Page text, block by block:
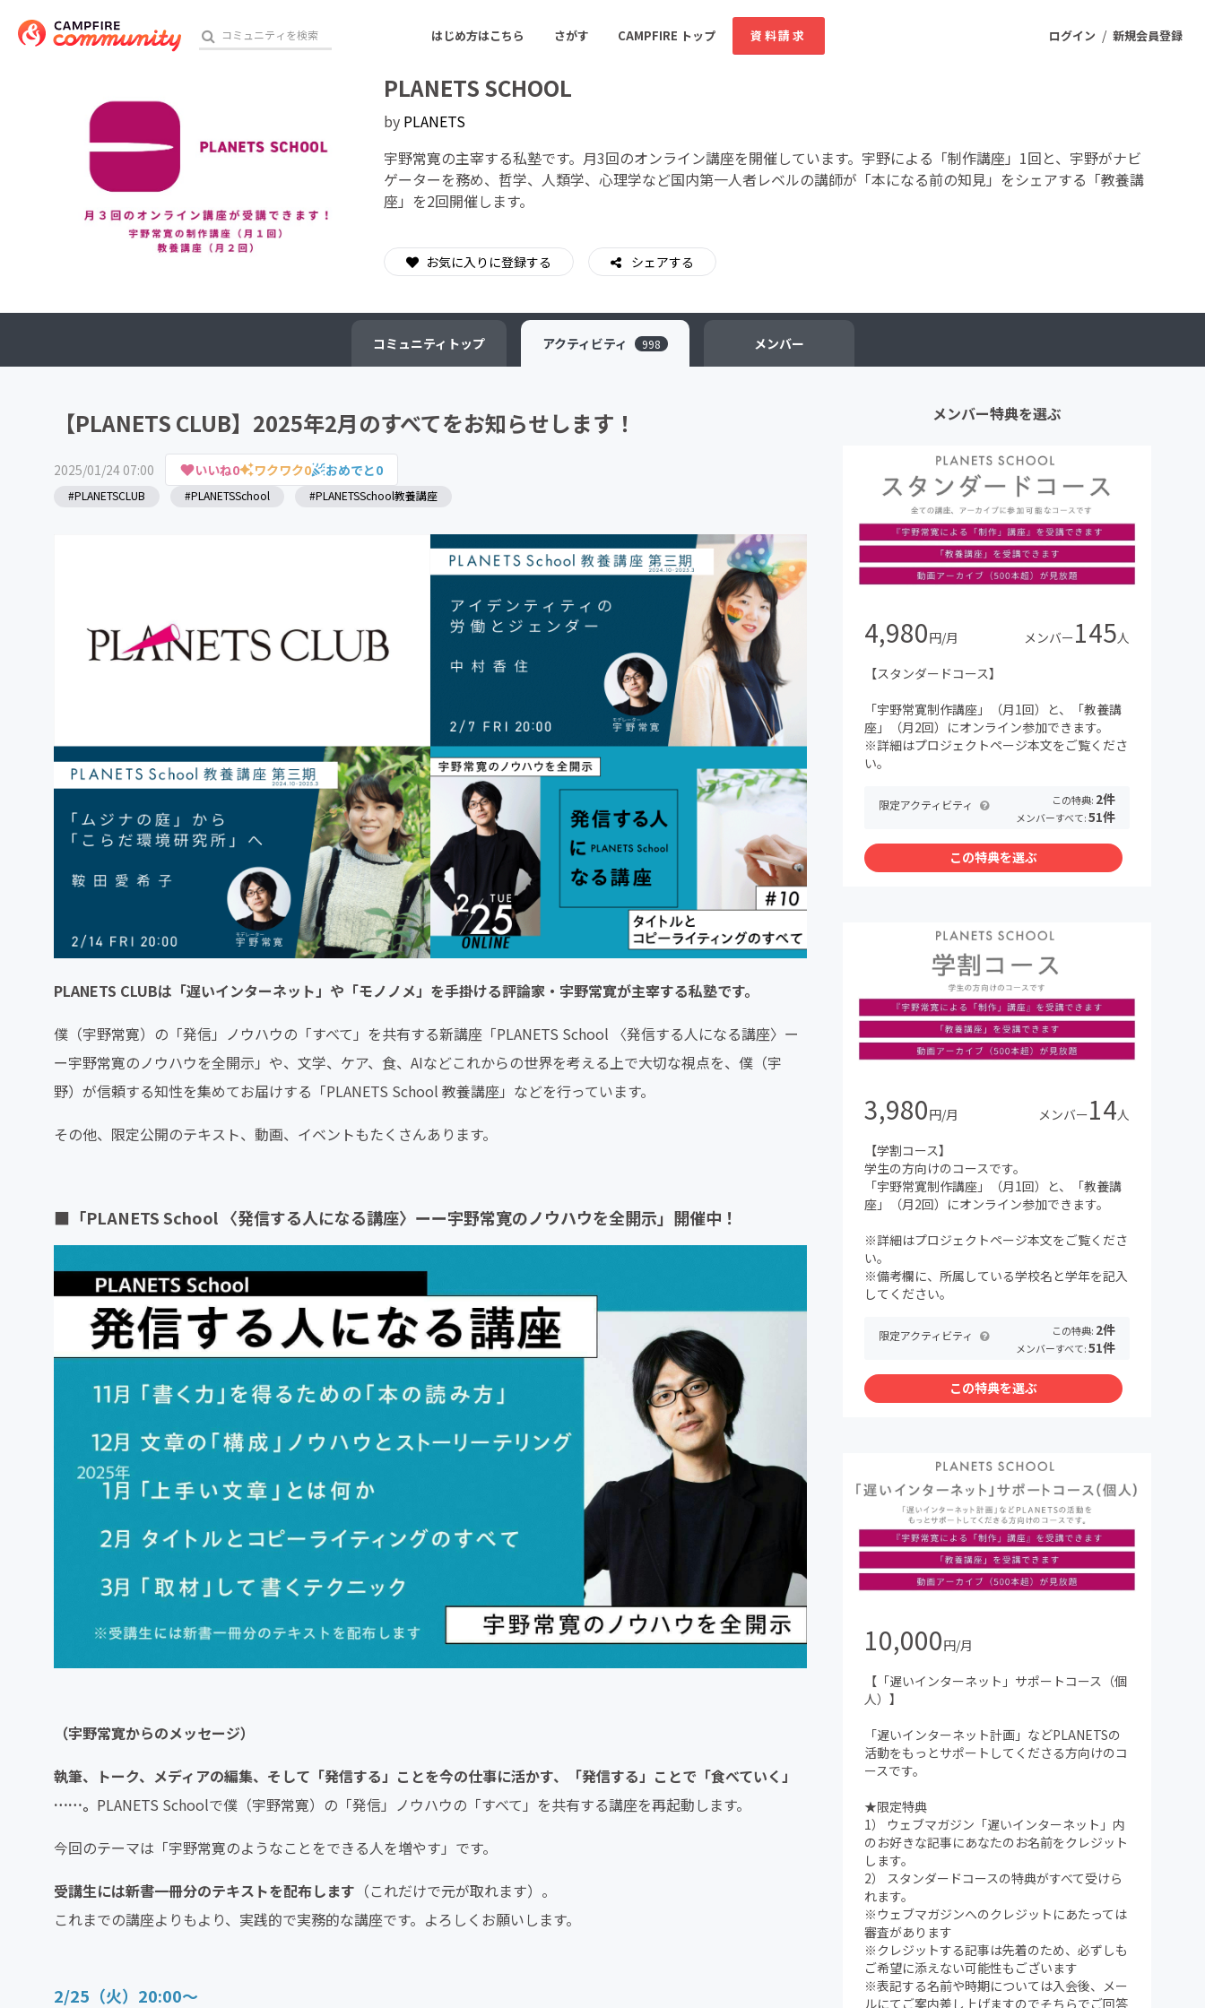
ログイン / 新規会員登録
はじめ方はこちら さがす CAMPFIRE トップ 資料請求
おすすめのコミュニティ 人気のコミュニティ 新着のコミュニティ
アート・写真
テクノロジー・ガジェット
ゲーム・サービス開発 フード・飲食店
ソーシャルグッド ビューティー・ヘルスケア
チャレンジ
CAMPFIRE for Social Good
PLANETS SCHOOL
by PLANETS
宇野常寛の主宰する私塾です。月3回のオンライン講座を開催しています。宇野による「制作講座」1回と、宇野がナビ
ゲーターを務め、哲学、人類学、心理学など国内第一人者レベルの講師が「本になる前の知見」をシェアする「教養講
座」を2回開催します。
お気に入りに登録する シェアする
コミュニティ トップ アクティビティ 998 メンバー
【PLANETS CLUB】2025年2月のすべてをお知らせします！
2025/01/24 07:00 いいね0 ワクワク0 おめでと0
#PLANETSCLUB #PLANETSSchool #PLANETSSchool教養講座
PLANETS CLUBは「遅いインターネット」や「モノノメ」を手掛ける評論家・宇野常寛が主宰する私塾です。
僕（宇野常寛）の「発信」ノウハウの「すべて」を共有する新講座「PLANETS School 〈発信する人になる講座〉ー
ー宇野常寛のノウハウを全開示」や、文学、ケア、食、AIなどこれからの世界を考える上で大切な視点を、僕（宇
野）が信頼する知性を集めてお届けする「PLANETS School 教養講座」などを行っています。
その他、限定公開のテキスト、動画、イベントもたくさんあります。
■「PLANETS School 〈発信する人になる講座〉ーー宇野常寛のノウハウを全開示」開催中！
（宇野常寛からのメッセージ）
執筆、トーク、メディアの編集、そして「発信する」ことを今の仕事に活かす、「発信する」ことで「食べていく」
……。 PLANETS Schoolで僕（宇野常寛）の「発信」ノウハウの「すべて」を共有する講座を再起動します。
今回のテーマは「宇野常寛のようなことをできる人を増やす」です。
受講生には新書一冊分のテキストを配布します （これだけで元が取れます）。
これまでの講座よりもより、実践的で実務的な講座です。よろしくお願いします。
2/25（火）20:00～
メンバー特典を選ぶ
4,980円/月 メンバー145人
【スタンダードコース】
「宇野常寛制作講座」（月1回）と、「教養講
座」（月2回）にオンライン参加できます。
※詳細はプロジェクトページ本文をご覧くださ
い。
限定アクティビティ この特典: 2件
メンバーすべて:51件
この特典を選ぶ
3,980円/月 メンバー14人
【学割コース】
学生の方向けのコースです。
「宇野常寛制作講座」（月1回）と、「教養講
座」（月2回）にオンライン参加できます。
※詳細はプロジェクトページ本文をご覧くださ
い。
※備考欄に、所属している学校名と学年を記入
してください。
限定アクティビティ この特典: 2件
メンバーすべて:51件
この特典を選ぶ
10,000円/月
【「遅いインターネット」サポートコース（個
人）】
「遅いインターネット計画」などPLANETSの
活動をもっとサポートしてくださる方向けのコ
ースです。
★限定特典
1） ウェブマガジン「遅いインターネット」内
のお好きな記事にあなたのお名前をクレジット
します。
2） スタンダードコースの特典がすべて受けら
れます。
※ウェブマガジンへのクレジットにあたっては
審査があります
※クレジットする記事は先着のため、必ずしも
ご希望に添えない可能性もございます
※表記する名前や時期については入会後、メー
ルにてご案内差し上げますのでそちらでご回答